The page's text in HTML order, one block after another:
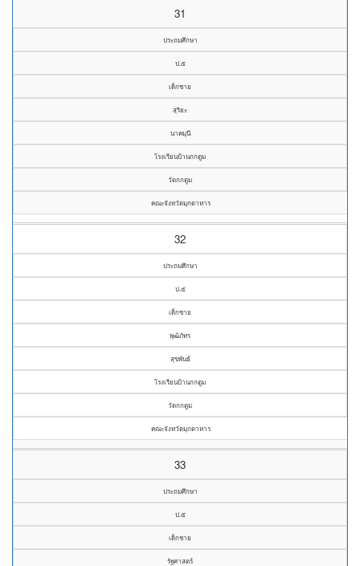
31
ประถมศึกษา
ป.๕
เด็กชาย
สุริยะ
นาคมุนี
โรงเรียนบ้านกกตูม
วัดกกตูม
คณะจังหวัดมุกดาหาร
32
ประถมศึกษา
ป.๕
เด็กชาย
พุฒิภัทร
สุขพันธ์
โรงเรียนบ้านกกตูม
วัดกกตูม
คณะจังหวัดมุกดาหาร
33
ประถมศึกษา
ป.๕
เด็กชาย
รัฐศาสตร์